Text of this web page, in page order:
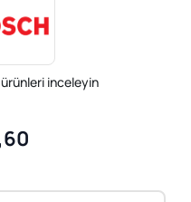
inceleyin